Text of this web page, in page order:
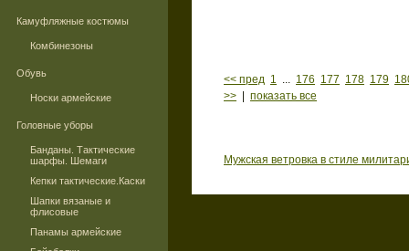
Камуфляжные костюмы
Комбинезоны
Обувь
Носки армейские
Головные уборы
Банданы. Тактические
шарфы. Шемаги
Кепки тактические.Каски
Шапки вязаные и
флисовые
Панамы армейские
<< пред 1 ... 176 177 178 179
>>
показать все
Мужская ветровка в стиле